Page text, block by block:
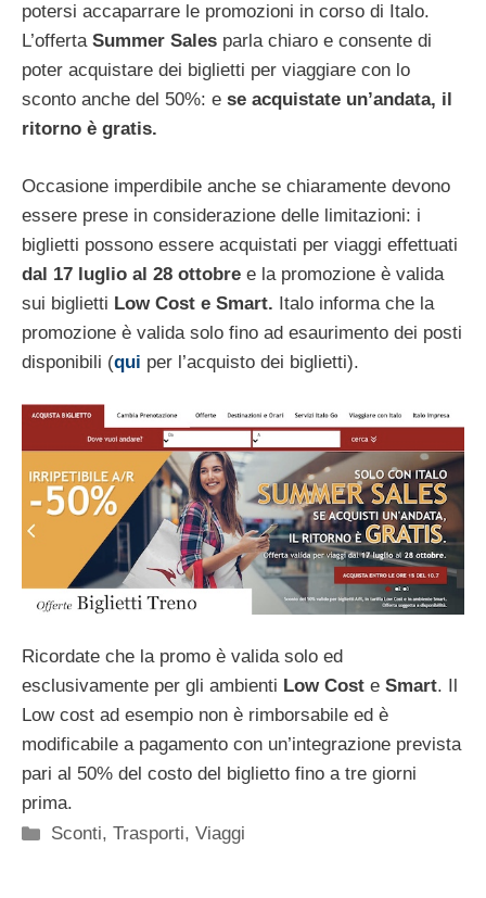
potersi accaparrare le promozioni in corso di Italo.
L’offerta Summer Sales parla chiaro e consente di
poter acquistare dei biglietti per viaggiare con lo
sconto anche del 50%: e se acquistate un’andata, il
ritorno è gratis.
Occasione imperdibile anche se chiaramente devono
essere prese in considerazione delle limitazioni: i
biglietti possono essere acquistati per viaggi effettuati
dal 17 luglio al 28 ottobre e la promozione è valida
sui biglietti Low Cost e Smart. Italo informa che la
promozione è valida solo fino ad esaurimento dei posti
disponibili (qui per l’acquisto dei biglietti).
Ricordate che la promo è valida solo ed
esclusivamente per gli ambienti Low Cost e Smart. Il
Low cost ad esempio non è rimborsabile ed è
modificabile a pagamento con un’integrazione prevista
pari al 50% del costo del biglietto fino a tre giorni
prima.
Categorie
Sconti,Trasporti,Viaggi